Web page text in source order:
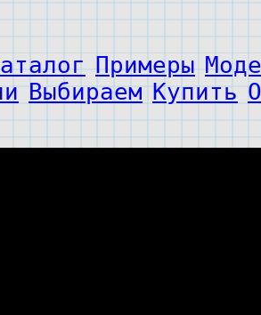
Примеры
Выбираем Купить